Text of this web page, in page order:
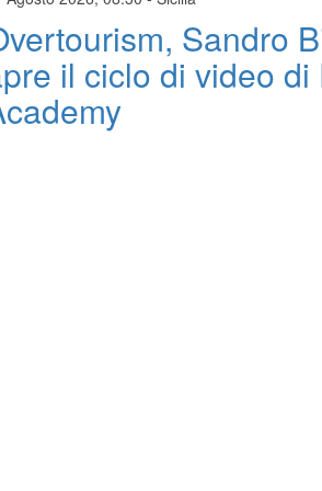
Sandro
il ciclo di video di